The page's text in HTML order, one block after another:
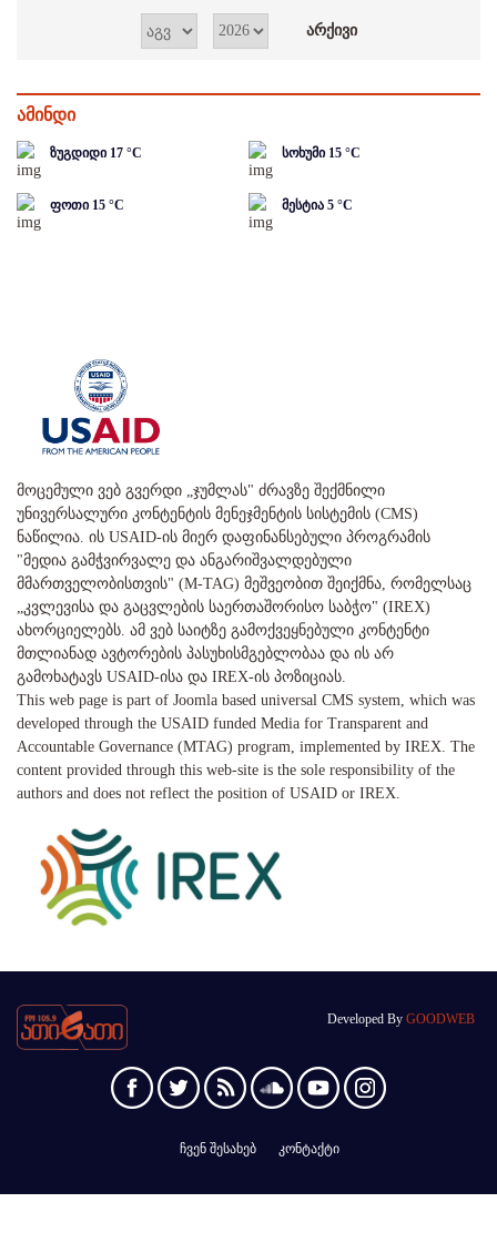
ამინდი
ზუგდიდი 17 °C სოხუმი 15 °C
ფოთი 15 °C მესტია 5 °C
მოცემული ვებ გვერდი „ჯუმლას" ძრავზე შექმნილი
უნივერსალური კონტენტის მენეჯმენტის სისტემის (CMS)
ნაწილია. ის USAID-ის მიერ დაფინანსებული პროგრამის
"მედია გამჭვირვალე და ანგარიშვალდებული
მმართველობისთვის" (M-TAG) მეშვეობით შეიქმნა, რომელსაც
„კვლევისა და გაცვლების საერთაშორისო საბჭო" (IREX)
ახორციელებს. ამ ვებ საიტზე გამოქვეყნებული კონტენტი
მთლიანად ავტორების პასუხისმგებლობაა და ის არ
გამოხატავს USAID-ისა და IREX-ის პოზიციას.
This web page is part of Joomla based universal CMS system, which was
developed through the USAID funded Media for Transparent and
Accountable Governance (MTAG) program, implemented by IREX. The
content provided through this web-site is the sole responsibility of the
authors and does not reflect the position of USAID or IREX.
Developed By GOODWEB
ჩვენ შესახებ კონტაქტი